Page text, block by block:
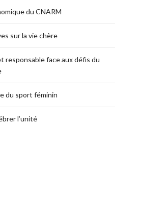
du CNARM
sur la vie chère
responsable face aux défis du
du sport féminin
l’unité